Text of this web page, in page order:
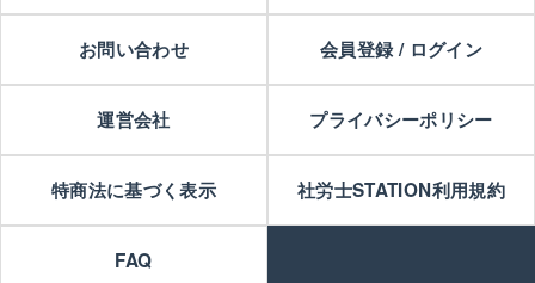
お問い合わせ 会員登録 / ログイン
運営会社 プライバシーポリシー
特商法に基づく表示 社労士STATION利用規約
FAQ